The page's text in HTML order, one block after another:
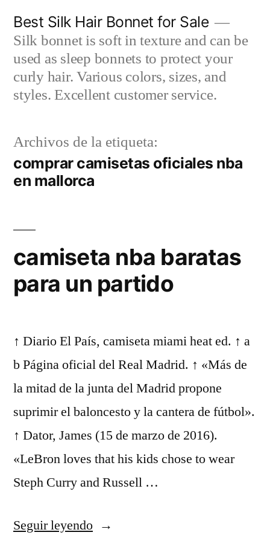
contenido
Best Silk Hair Bonnet for Sale
Silk bonnet is soft in texture and can be
used as sleep bonnets to protect your
curly hair. Various colors, sizes, and
styles. Excellent customer service.
Archivos de la etiqueta:
comprar camisetas oficiales nba
en mallorca
camiseta nba baratas
para un partido
↑ Diario El País, camiseta miami heat ed. ↑ a
b Página oficial del Real Madrid. ↑ «Más de
la mitad de la junta del Madrid propone
suprimir el baloncesto y la cantera de fútbol».
↑ Dator, James (15 de marzo de 2016).
«LeBron loves that his kids chose to wear
Steph Curry and Russell …
Seguir leyendo«camiseta